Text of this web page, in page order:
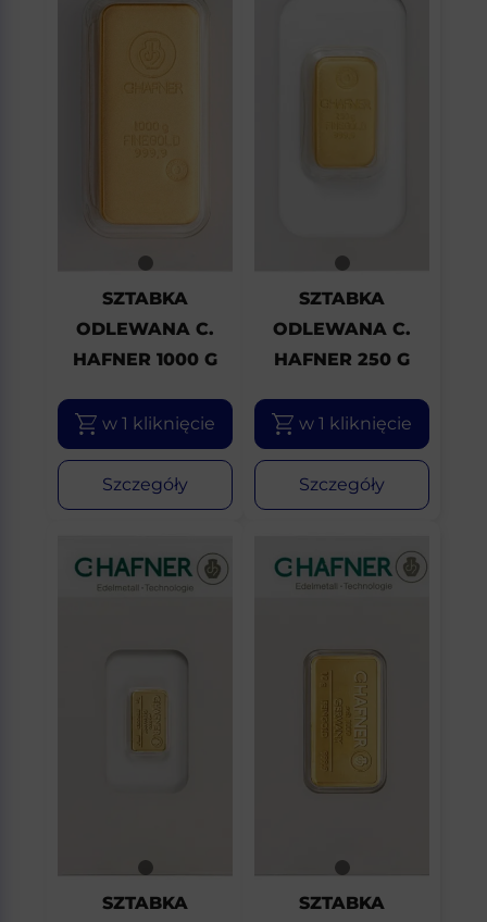
SZTABKA
ODLEWANA C.
HAFNER 1000 G
w 1 kliknięcie
Szczegóły
SZTABKA
ODLEWANA C.
HAFNER 250 G
w 1 kliknięcie
Szczegóły
SZTABKA
SZTABKA